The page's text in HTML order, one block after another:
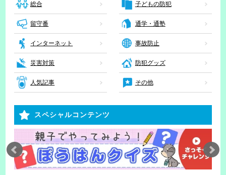
総合 子どもの防犯
留守番 通学・通塾
インターネット 事故防止
災害対策 防犯グッズ
人気記事 その他
スペシャルコンテンツ